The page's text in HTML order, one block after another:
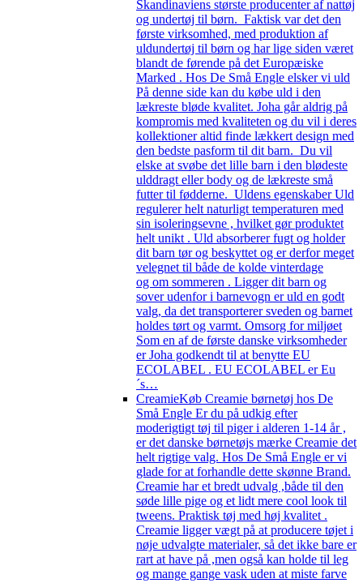
Skandinaviens største producenter af nattøj
og undertøj til børn. Faktisk var det den
første virksomhed, med produktion af
uldundertøj til børn og har lige siden været
blandt de førende på det Europæiske
Marked . Hos De Små Engle elsker vi uld
På denne side kan du købe uld i den
lækreste bløde kvalitet. Joha går aldrig på
kompromis med kvaliteten og du vil i deres
kollektioner altid finde lækkert design med
den bedste pasform til dit barn. Du vil
elske at svøbe det lille barn i den blødeste
ulddragt eller body og de lækreste små
futter til fødderne. Uldens egenskaber Uld
regulerer helt naturligt temperaturen med
sin isoleringsevne , hvilket gør produktet
helt unikt . Uld absorberer fugt og holder
dit barn tør og beskyttet og er derfor meget
velegnet til både de kolde vinterdage
og om sommeren . Ligger dit barn og
sover udenfor i barnevogn er uld en godt
valg, da det transporterer sveden og barnet
holdes tørt og varmt. Omsorg for miljøet
Som en af de første danske virksomheder
er Joha godkendt til at benytte EU
ECOLABEL . EU ECOLABEL er Eu
´s…
CreamieKøb Creamie børnetøj hos De
Små Engle Er du på udkig efter
moderigtigt tøj til piger i alderen 1-14 år ,
er det danske børnetøjs mærke Creamie det
helt rigtige valg. Hos De Små Engle er vi
glade for at forhandle dette skønne Brand.
Creamie har et bredt udvalg ,både til den
søde lille pige og et lidt mere cool look til
tweens. Praktisk tøj med høj kvalitet .
Creamie ligger vægt på at producere tøjet i
nøje udvalgte materialer, så det ikke bare er
rart at have på ,men også kan holde til leg
og mange gange vask uden at miste farve